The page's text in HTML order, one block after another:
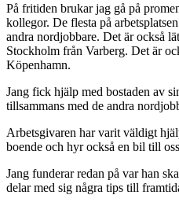
På fritiden brukar jag gå på
kollegor. De flesta på
andra nordjobbare. Det är också
Stockholm från Varberg. Det är
Köpenhamn.
Jang fick hjälp med bostaden av
tillsammans med de andra
Arbetsgivaren har varit väldigt
boende och hyr också en bil till
Jang funderar redan på var han
delar med sig några tips till